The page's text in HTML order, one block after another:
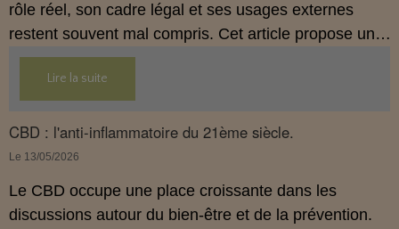
rôle réel, son cadre légal et ses usages externes
restent souvent mal compris. Cet article propose une
mise au point claire, moderne et conforme à la
réglementation française de 2026, afin de mieux
comprendre comment le CBD s’intègre dans une
approche globale de prévention.
Lire la suite
CBD : l'anti-inflammatoire du 21ème siècle.
Le 13/05/2026
Le CBD occupe une place croissante dans les
discussions autour du bien‑être et de la prévention.